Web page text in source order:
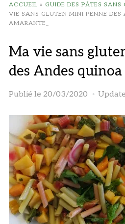
ACCUEIL » GUIDE DES PÂTES SANS
VIE SANS GLUTEN MINI PENNE DES
AMARANTE_
Ma vie sans
des Andes quinoa
Publié le 20/03/2020